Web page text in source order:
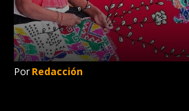
Por Redacción